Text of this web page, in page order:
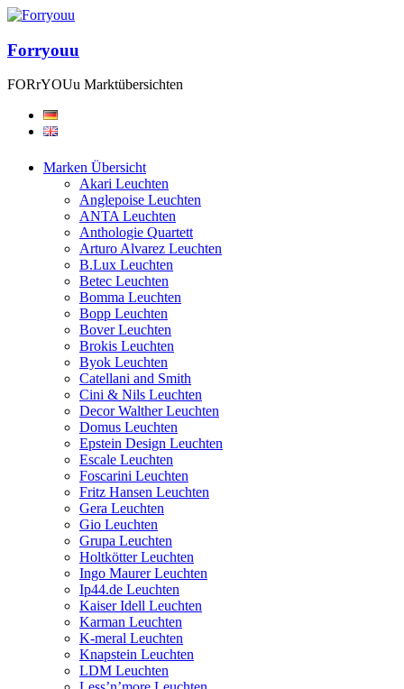
Forryouu
FORrYOUu Marktübersichten
Marken Übersicht
Akari Leuchten
Anglepoise Leuchten
ANTA Leuchten
Anthologie Quartett
Arturo Alvarez Leuchten
B.Lux Leuchten
Betec Leuchten
Bomma Leuchten
Bopp Leuchten
Bover Leuchten
Brokis Leuchten
Byok Leuchten
Catellani and Smith
Cini & Nils Leuchten
Decor Walther Leuchten
Domus Leuchten
Epstein Design Leuchten
Escale Leuchten
Foscarini Leuchten
Fritz Hansen Leuchten
Gera Leuchten
Gio Leuchten
Grupa Leuchten
Holtkötter Leuchten
Ingo Maurer Leuchten
Ip44.de Leuchten
Kaiser Idell Leuchten
Karman Leuchten
K-meral Leuchten
Knapstein Leuchten
LDM Leuchten